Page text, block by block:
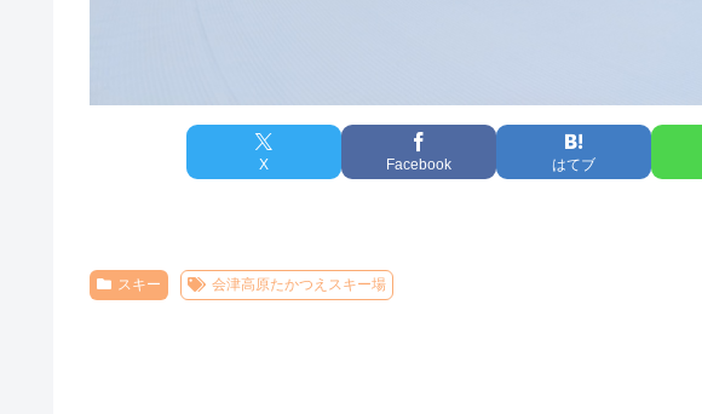
X Facebook はてブ
スキー 会津高原たかつえスキー場